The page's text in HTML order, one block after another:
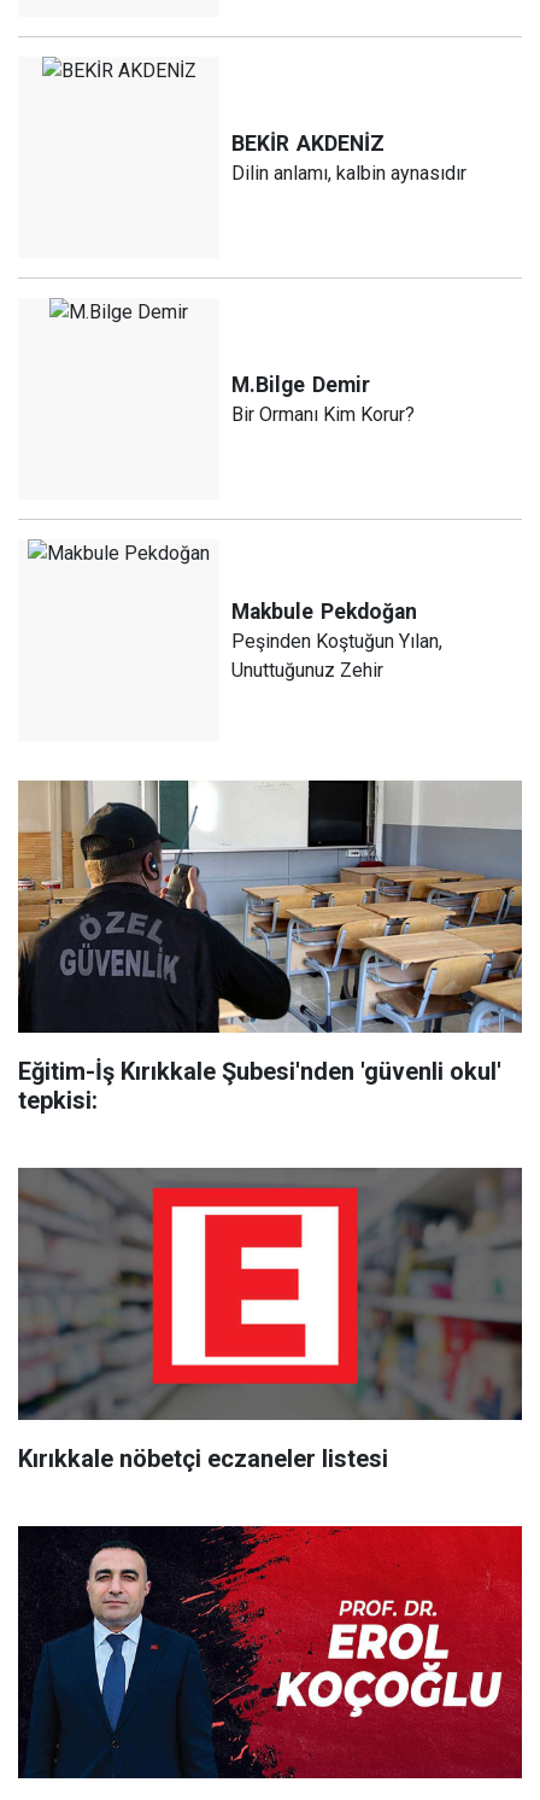
BEKİR AKDENİZ
Dilin anlamı, kalbin aynasıdır
M.Bilge Demir
Bir Ormanı Kim Korur?
Makbule Pekdoğan
Peşinden Koştuğun Yılan,
Unuttuğunuz Zehir
Eğitim-İş Kırıkkale Şubesi'nden 'güvenli okul'
tepkisi:
Kırıkkale nöbetçi eczaneler listesi